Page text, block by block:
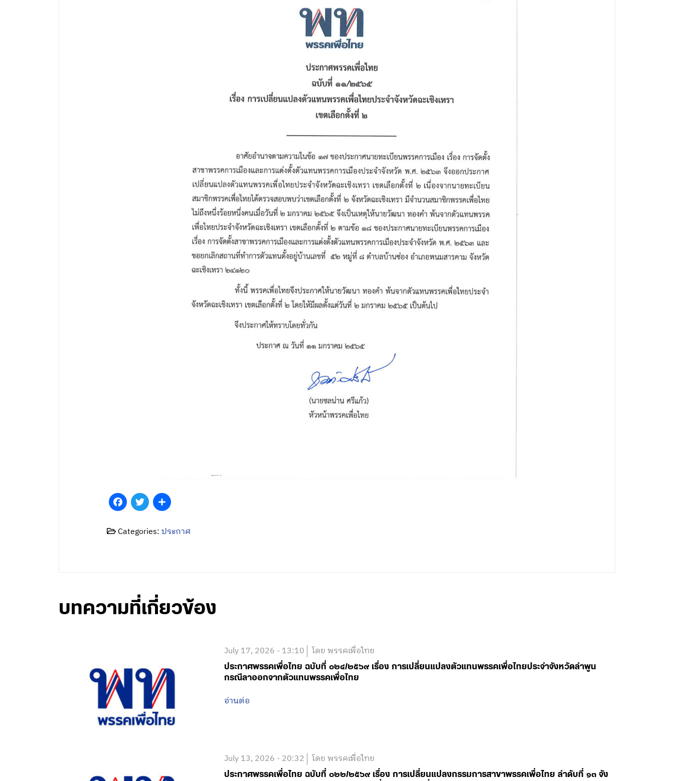
Facebook
TwitterShare
Categories:ประกาศ
บทความที่เกี่ยวข้อง
July 17, 2026 - 13:10 โดย พรรคเพื่อไทย
ประกาศพรรคเพื่อไทย ฉบับที่ ๐๒๔/๒๕๖๙ เรื่อง การเปลี่ยนแปลงตัวแทนพรรคเพื่อไทยประจำจังหวัดลำพูน
กรณีลาออกจากตัวแทนพรรคเพื่อไทย
อ่านต่อ
July 13, 2026 - 20:32 โดย พรรคเพื่อไทย
ประกาศพรรคเพื่อไทย ฉบับที่ ๐๒๒/๒๕๖๙ เรื่อง การเปลี่ยนแปลงกรรมการสาขาพรรคเพื่อไทย ลำดับที่ ๑๓ จัง